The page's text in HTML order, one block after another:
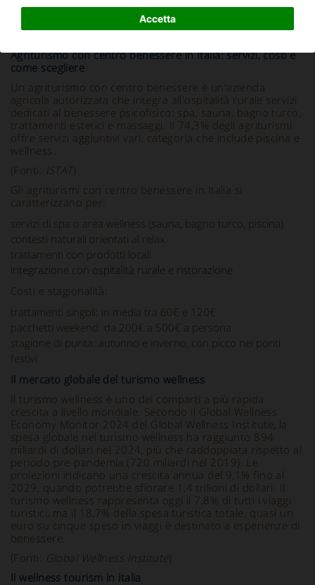
Accetta
Info e Descrizione
Agriturismo con centro benessere in Italia: servizi, costi e
come scegliere
Un agriturismo con centro benessere è un'azienda
agricola autorizzata che integra all'ospitalità rurale servizi
dedicati al benessere psicofisico: spa, sauna, bagno turco,
trattamenti estetici e massaggi. Il 74,3% degli agriturismi
offre servizi aggiuntivi vari, categoria che include piscina e
wellness.
(Fonti: ISTAT)
Gli agriturismi con centro benessere in Italia si
caratterizzano per:
servizi di spa o area wellness (sauna, bagno turco, piscina)
contesti naturali orientati al relax
trattamenti con prodotti locali
integrazione con ospitalità rurale e ristorazione
Costi e stagionalità:
trattamenti singoli: in media tra 60€ e 120€
pacchetti weekend: da 200€ a 500€ a persona
stagione di punta: autunno e inverno, con picco nei ponti
festivi
Il mercato globale del turismo wellness
Il turismo wellness è uno dei comparti a più rapida
crescita a livello mondiale. Secondo il Global Wellness
Economy Monitor 2024 del Global Wellness Institute, la
spesa globale nel turismo wellness ha raggiunto 894
miliardi di dollari nel 2024, più che raddoppiata rispetto al
periodo pre-pandemia (720 miliardi nel 2019). Le
proiezioni indicano una crescita annua del 9,1% fino al
2029, quando potrebbe sfiorare 1,4 trilioni di dollari. Il
turismo wellness rappresenta oggi il 7,8% di tutti i viaggi
turistici, ma il 18,7% della spesa turistica totale: quasi un
euro su cinque speso in viaggi è destinato a esperienze di
benessere.
(Fonti: Global Wellness Institute)
Il wellness tourism in italia